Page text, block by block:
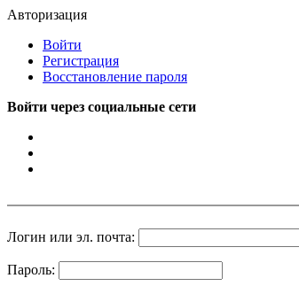
Авторизация
Войти
Регистрация
Восстановление пароля
Войти через социальные сети
Логин или эл. почта:
Пароль: